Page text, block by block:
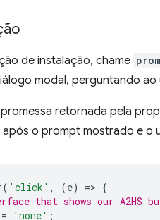
de instalação, chame
modal, perguntando
retornada pela
após o prompt mostrado e o
( 'click' , (e) => {
that shows our A2HS
= 'none' ;